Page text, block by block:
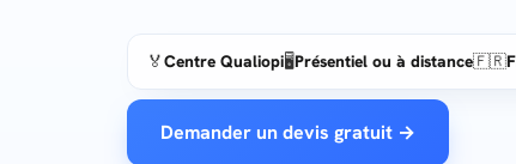
🏅Centre Qualiopi🖥️Présentiel ou à distance🇫🇷
Demander un devis gratuit →